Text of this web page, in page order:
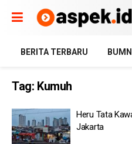
BERITA TERBARU BUMN
Tag: Kumuh
Heru Tata
Jakarta